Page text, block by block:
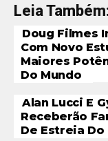
Leia
Doug Filmes
Com Novo
Maiores
Do Mundo
Alan Lucci E
Receberão
De Estreia Do